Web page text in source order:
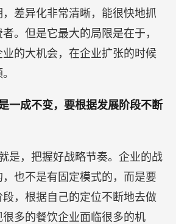
差异化非常清晰，能很快地抓
。但是它最大的局限是在于，
的大机会，在企业扩张的时候
一成不变，要根据发展阶段不断
是，把握好战略节奏。企业的战
也不是有固定模式的，而是要
，根据自己的定位不断地去做
多的餐饮企业面临很多的机